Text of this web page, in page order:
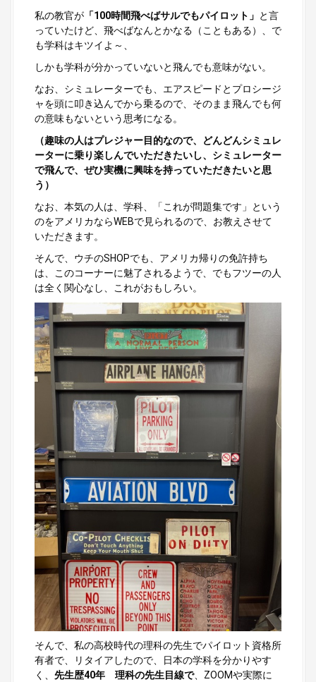
私の教官が 「100時間飛べばサルでもパイロット」 と言
っていたけど、飛べばなんとかなる（こともある）、で
も学科はキツイよ～、
しかも学科が分かっていないと飛んでも意味がない。
なお、シミュレーターでも、エアスピードとプロシージ
ャを頭に叩き込んでから乗るので、そのまま飛んでも何
の意味もないという思考になる。
（趣味の人はプレジャー目的なので、どんどんシミュレ
ーターに乗り楽しんでいただきたいし、シミュレーター
で飛んで、ぜひ実機に興味を持っていただきたいと思
う）
なお、本気の人は、学科、「これが問題集です」という
のをアメリカならWEBで見られるので、お教えさせて
いただきます。
そんで、ウチのSHOPでも、アメリカ帰りの免許持ち
は、このコーナーに魅了されるようで、でもフツーの人
は全く関心なし、これがおもしろい。
そんで、私の高校時代の理科の先生でパイロット資格所
有者で、リタイアしたので、日本の学科を分かりやす
く、 先生歴40年 理科の先生目線で、ZOOMや実際に